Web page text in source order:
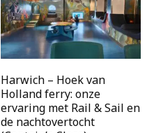
Harwich – Hoek van
Holland ferry: onze
ervaring met Rail & Sail en
de nachtovertocht